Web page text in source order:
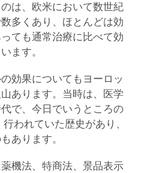
は、欧米において数世紀
多くあり、ほとんどは効
ても通常治療に比べて効
ます。
効果についてもヨーロッ
あります。当時は、医学
で、今日でいうところの
行われていた歴史があり、
あります。
機法、特商法、景品表示